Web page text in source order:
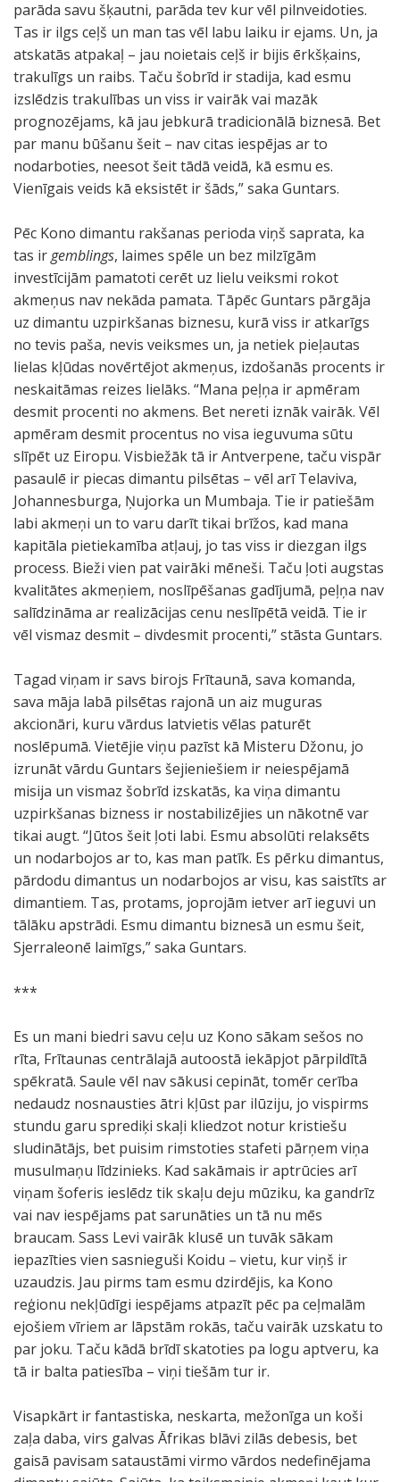
parāda savu šķautni, parāda tev kur vēl pilnveidoties.
Tas ir ilgs ceļš un man tas vēl labu laiku ir ejams. Un, ja
atskatās atpakaļ – jau noietais ceļš ir bijis ērkšķains,
trakulīgs un raibs. Taču šobrīd ir stadija, kad esmu
izslēdzis trakulības un viss ir vairāk vai mazāk
prognozējams, kā jau jebkurā tradicionālā biznesā. Bet
par manu būšanu šeit – nav citas iespējas ar to
nodarboties, neesot šeit tādā veidā, kā esmu es.
Vienīgais veids kā eksistēt ir šāds,” saka Guntars.
Pēc Kono dimantu rakšanas perioda viņš saprata, ka
tas irgemblings, laimes spēle un bez milzīgām
investīcijām pamatoti cerēt uz lielu veiksmi rokot
akmeņus nav nekāda pamata. Tāpēc Guntars pārgāja
uz dimantu uzpirkšanas biznesu, kurā viss ir atkarīgs
no tevis paša, nevis veiksmes un, ja netiek pieļautas
lielas kļūdas novērtējot akmeņus, izdošanās procents ir
neskaitāmas reizes lielāks. “Mana peļņa ir apmēram
desmit procenti no akmens. Bet nereti iznāk vairāk. Vēl
apmēram desmit procentus no visa ieguvuma sūtu
slīpēt uz Eiropu. Visbiežāk tā ir Antverpene, taču vispār
pasaulē ir piecas dimantu pilsētas – vēl arī Telaviva,
Johannesburga, Ņujorka un Mumbaja. Tie ir patiešām
labi akmeņi un to varu darīt tikai brīžos, kad mana
kapitāla pietiekamība atļauj, jo tas viss ir diezgan ilgs
process. Bieži vien pat vairāki mēneši. Taču ļoti augstas
kvalitātes akmeņiem, noslīpēšanas gadījumā, peļņa nav
salīdzināma ar realizācijas cenu neslīpētā veidā. Tie ir
vēl vismaz desmit – divdesmit procenti,” stāsta Guntars.
Tagad viņam ir savs birojs Frītaunā, sava komanda,
sava māja labā pilsētas rajonā un aiz muguras
akcionāri, kuru vārdus latvietis vēlas paturēt
noslēpumā. Vietējie viņu pazīst kā Misteru Džonu, jo
izrunāt vārdu Guntars šejieniešiem ir neiespējamā
misija un vismaz šobrīd izskatās, ka viņa dimantu
uzpirkšanas bizness ir nostabilizējies un nākotnē var
tikai augt. “Jūtos šeit ļoti labi. Esmu absolūti relaksēts
un nodarbojos ar to, kas man patīk. Es pērku dimantus,
pārdodu dimantus un nodarbojos ar visu, kas saistīts ar
dimantiem. Tas, protams, joprojām ietver arī ieguvi un
tālāku apstrādi. Esmu dimantu biznesā un esmu šeit,
Sjerraleonē laimīgs,” saka Guntars.
***
Es un mani biedri savu ceļu uz Kono sākam sešos no
rīta, Frītaunas centrālajā autoostā iekāpjot pārpildītā
spēkratā. Saule vēl nav sākusi cepināt, tomēr cerība
nedaudz nosnausties ātri kļūst par ilūziju, jo vispirms
stundu garu sprediķi skaļi kliedzot notur kristiešu
sludinātājs, bet puisim rimstoties stafeti pārņem viņa
musulmaņu līdzinieks. Kad sakāmais ir aptrūcies arī
viņam šoferis ieslēdz tik skaļu deju mūziku, ka gandrīz
vai nav iespējams pat sarunāties un tā nu mēs
braucam. Sass Levi vairāk klusē un tuvāk sākam
iepazīties vien sasnieguši Koidu – vietu, kur viņš ir
uzaudzis. Jau pirms tam esmu dzirdējis, ka Kono
reģionu nekļūdīgi iespējams atpazīt pēc pa ceļmalām
ejošiem vīriem ar lāpstām rokās, taču vairāk uzskatu to
par joku. Taču kādā brīdī skatoties pa logu aptveru, ka
tā ir balta patiesība – viņi tiešām tur ir.
Visapkārt ir fantastiska, neskarta, mežonīga un koši
zaļa daba, virs galvas Āfrikas blāvi zilās debesis, bet
gaisā pavisam sataustāmi virmo vārdos nedefinējama